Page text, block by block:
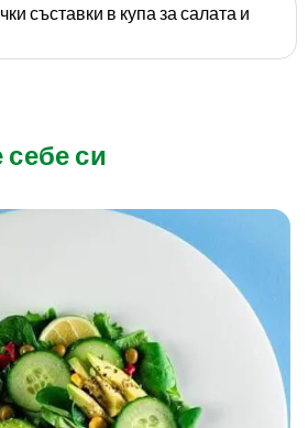
съставки в купа за салата и
си